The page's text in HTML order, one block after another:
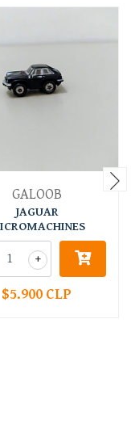
GALOOB
JAGUAR
+
$5.900 CLP